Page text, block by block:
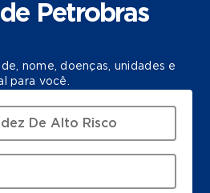
Petrobras
nome, doenças, unidades e
para você.